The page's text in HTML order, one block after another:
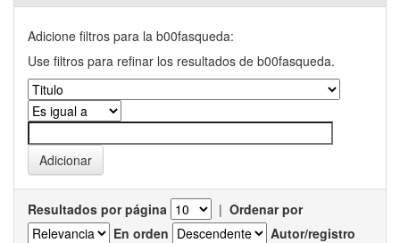
Adicione filtros para la b00fasqueda:
Use filtros para refinar los resultados de b00fasqueda.
Resultados por página | Ordenar por
En orden
Autor/registro